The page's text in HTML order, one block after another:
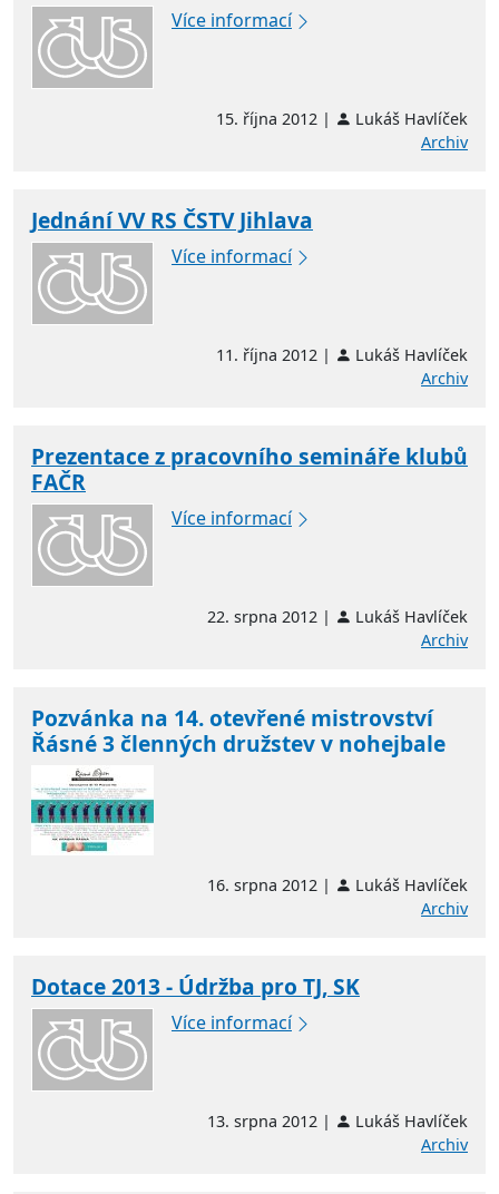
Více informací
15. října 2012 |
Lukáš Havlíček
Archiv
Jednání VV RS ČSTV Jihlava
Více informací
11. října 2012 |
Lukáš Havlíček
Archiv
Prezentace z pracovního semináře klubů
FAČR
Více informací
22. srpna 2012 |
Lukáš Havlíček
Archiv
Pozvánka na 14. otevřené mistrovství
Řásné 3 členných družstev v nohejbale
16. srpna 2012 |
Lukáš Havlíček
Archiv
Dotace 2013 - Údržba pro TJ, SK
Více informací
13. srpna 2012 |
Lukáš Havlíček
Archiv